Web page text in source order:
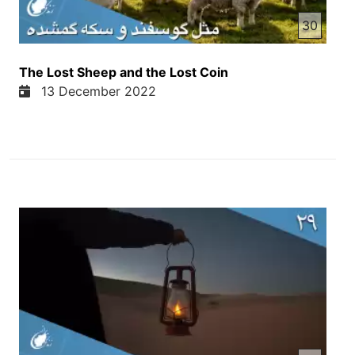
از دوست های عزیز. ما از شما سپاسگذاری میکنیم که
ای قدر علاقه دارین یا انترس دارین و میبینین کلیب های
ما را یا برنامه های ما را و در اونجا کامنت میگذارین یک
نظر تانه میتین. و این بسیار مهم است. این جای افتخار
است بر ما که شما این کار را میکنیم. اما یک چیز جالب
شور نمیخورین یا اقیده تان درست است. بلکه به نظر ما
این ضعیفی و ترس را نشان میدهد. ما در کوچه های
کابل بزرگ شدیم و کمی که سن ما بلند شد بچه های
خورد ساتری میکردند یا سنگ میزدند و وقتی که بچه
های خورد را در پیشان میرفتند یا گریخته میرفتند و
دشنام داده میرفتند. یعنی از ترس بود و هم خود ضعیف
احساس میکردند و واقعا دشنام دادند و توین کردند. شما
هم این را میخانید. شاید جان ما در این ماه پیش من 28
30
The Lost Sheep and the Lost Coin
13 December 2022